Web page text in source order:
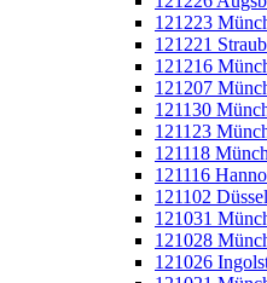
121223
121221
121216
121207
121130
121123
121118
121116
121102
121031
121028
121026